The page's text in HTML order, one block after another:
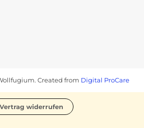
Created from Digital ProCare
Vertrag widerrufen